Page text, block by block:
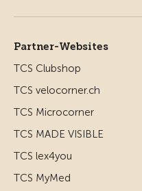
Partner-Websites
TCS Clubshop
TCS velocorner.ch
TCS Microcorner
TCS MADE VISIBLE
TCS lex4you
TCS MyMed